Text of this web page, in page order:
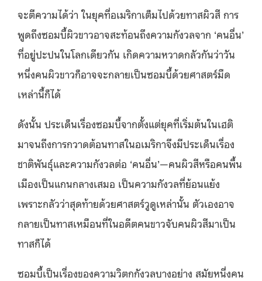
จะตีความได้ว่า ในยุคที่อเมริกาเต็มไปด้วยทาสผิวสี การ
พูดถึงซอมบี้ผิวขาวอาจสะท้อนถึงความกังวลจาก ‘คนอื่น’
ที่อยู่ปะปนในโลกเดียวกัน เกิดความหวาดกลัวกันว่าวัน
หนึ่งคนผิวขาวก็อาจจะกลายเป็นซอมบี้ด้วยศาสตร์มืด
เหล่านี้ก็ได้
ดังนั้น ประเด็นเรื่องซอมบี้จากตั้งแต่ยุคที่เริ่มต้นในเฮติ
มาจนถึงการกวาดต้อนทาสในอเมริกาจึงมีประเด็นเรื่อง
ชาติพันธุ์และความกังวลต่อ ‘คนอื่น’—คนผิวสีหรือคนพื้น
เมืองเป็นแกนกลางเสมอ เป็นความกังวลที่ย้อนแย้ง
เพราะกลัวว่าสุดท้ายด้วยศาสตร์วูดูเหล่านั้น ตัวเองอาจ
กลายเป็นทาสเหมือนที่ในอดีตคนขาวจับคนผิวสีมาเป็น
ทาสก็ได้
ซอมบี้เป็นเรื่องของความวิตกกังวลบางอย่าง สมัยหนึ่งคน